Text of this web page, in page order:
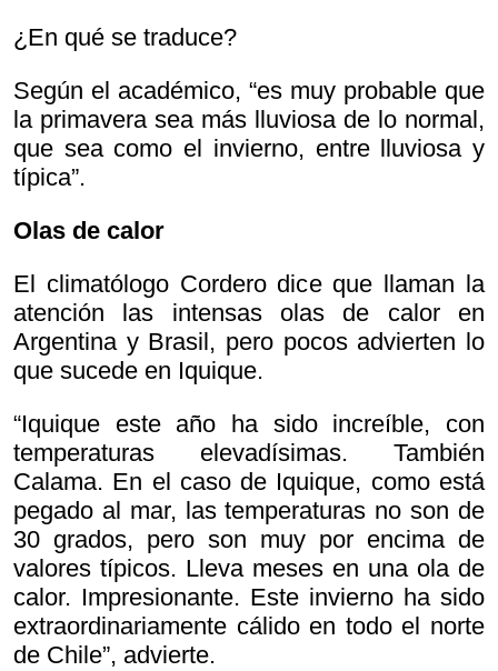
¿En qué se traduce?
Según el académico, “es muy probable que
la primavera sea más lluviosa de lo normal,
que sea como el invierno, entre lluviosa y
típica”.
Olas de calor
El climatólogo Cordero dice que llaman la
atención las intensas olas de calor en
Argentina y Brasil, pero pocos advierten lo
que sucede en Iquique.
“Iquique este año ha sido increíble, con
temperaturas elevadísimas. También
Calama. En el caso de Iquique, como está
pegado al mar, las temperaturas no son de
30 grados, pero son muy por encima de
valores típicos. Lleva meses en una ola de
calor. Impresionante. Este invierno ha sido
extraordinariamente cálido en todo el norte
de Chile”, advierte.